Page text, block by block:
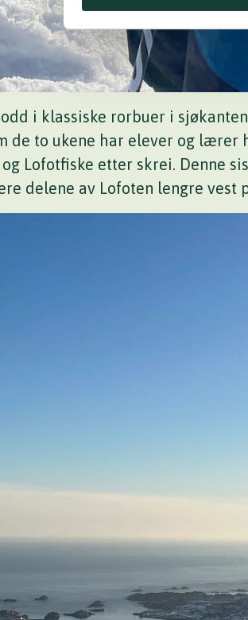
i klassiske rorbuer i
de to ukene har elever og lærer
Lofotfiske etter skrei. Denne
delene av Lofoten lengre vest